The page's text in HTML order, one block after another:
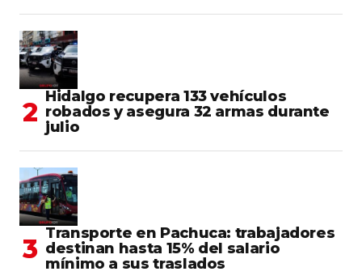
Hidalgo recupera 133 vehículos
robados y asegura 32 armas durante
julio
Transporte en Pachuca: trabajadores
destinan hasta 15% del salario
mínimo a sus traslados